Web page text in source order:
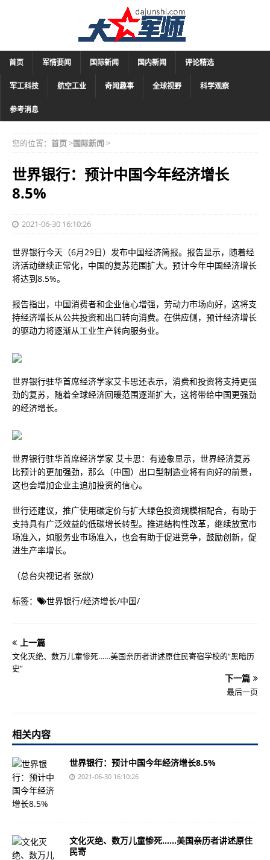
首页 军情要闻 国际新闻 国内新闻 评论精选
军工科技 航空工业 奇闻趣事 全球视野 科学观察
参考消息
您的位置： 首页>国际新闻>
世界银行：预计中国今年经济增长
8.5%
2021-06-30 16:10:26
世界银行今天（6月29日）发布中国经济简报。报告显示，随着经
济活动继续正常化，中国的复苏范围扩大。预计今年中国经济增长
将达到8.5%。
报告指出，中国消费者和企业信心增强，劳动力市场向好，这将支
持经济增长从公共投资和出口转向消费。在供应侧，预计经济增长
的驱动力将逐渐从工业生产转向服务业。
世界银行驻华首席经济学家艾卡思还表示，消费和投资将支持更强
劲的复苏，随着全球经济回暖范围逐渐扩大，这将带给中国更强劲
的经济增长。
世界银行驻华首席经济学家 艾卡思：有迹象显示，世界经济复苏
比预计的更加强劲，那么（中国）出口型制造业将有向好的前景，
这也会增加企业主追加投资的信心。
世行还建议，推广使用碳定价与扩大绿色投资规模相配合，有助于
支持具有广泛效益的低碳增长转型。推进结构性改革，继续放宽市
场准入，如服务业市场准入，也会有助于促进竞争，鼓励创新，促
进生产率增长。
（总台央视记者 张歆）
标签： 世界银行/经济增长/中国/
上一篇
文化灭绝、数万儿童惨死……美国亲历者讲述原住民寄宿学校的“黑暗历
史”
下一篇
最后一页
相关内容
世界银行：预计中国今年经济增长8.5%
2021-06-30 16:10:26
文化灭绝、数万儿童惨死……美国亲历者讲述原住
民寄